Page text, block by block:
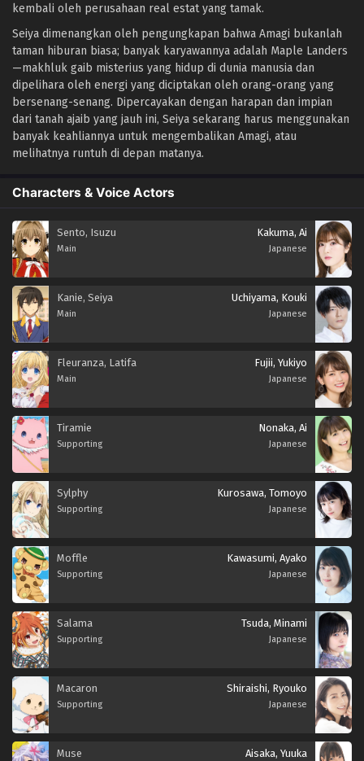
kembali oleh perusahaan real estat yang tamak.
Seiya dimenangkan oleh pengungkapan bahwa Amagi bukanlah
taman hiburan biasa; banyak karyawannya adalah Maple Landers
—makhluk gaib misterius yang hidup di dunia manusia dan
dipelihara oleh energi yang diciptakan oleh orang-orang yang
bersenang-senang. Dipercayakan dengan harapan dan impian
dari tanah ajaib yang jauh ini, Seiya sekarang harus menggunakan
banyak keahliannya untuk mengembalikan Amagi, atau
melihatnya runtuh di depan matanya.
Characters & Voice Actors
Sento, Isuzu
Main
Kakuma, Ai
Japanese
Kanie, Seiya
Main
Uchiyama, Kouki
Japanese
Fleuranza, Latifa
Main
Fujii, Yukiyo
Japanese
Tiramie
Supporting
Nonaka, Ai
Japanese
Sylphy
Supporting
Kurosawa, Tomoyo
Japanese
Moffle
Supporting
Kawasumi, Ayako
Japanese
Salama
Supporting
Tsuda, Minami
Japanese
Macaron
Supporting
Shiraishi, Ryouko
Japanese
Muse Aisaka, Yuuka